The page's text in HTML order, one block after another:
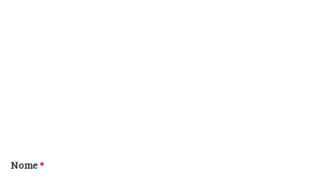
r
Nome*